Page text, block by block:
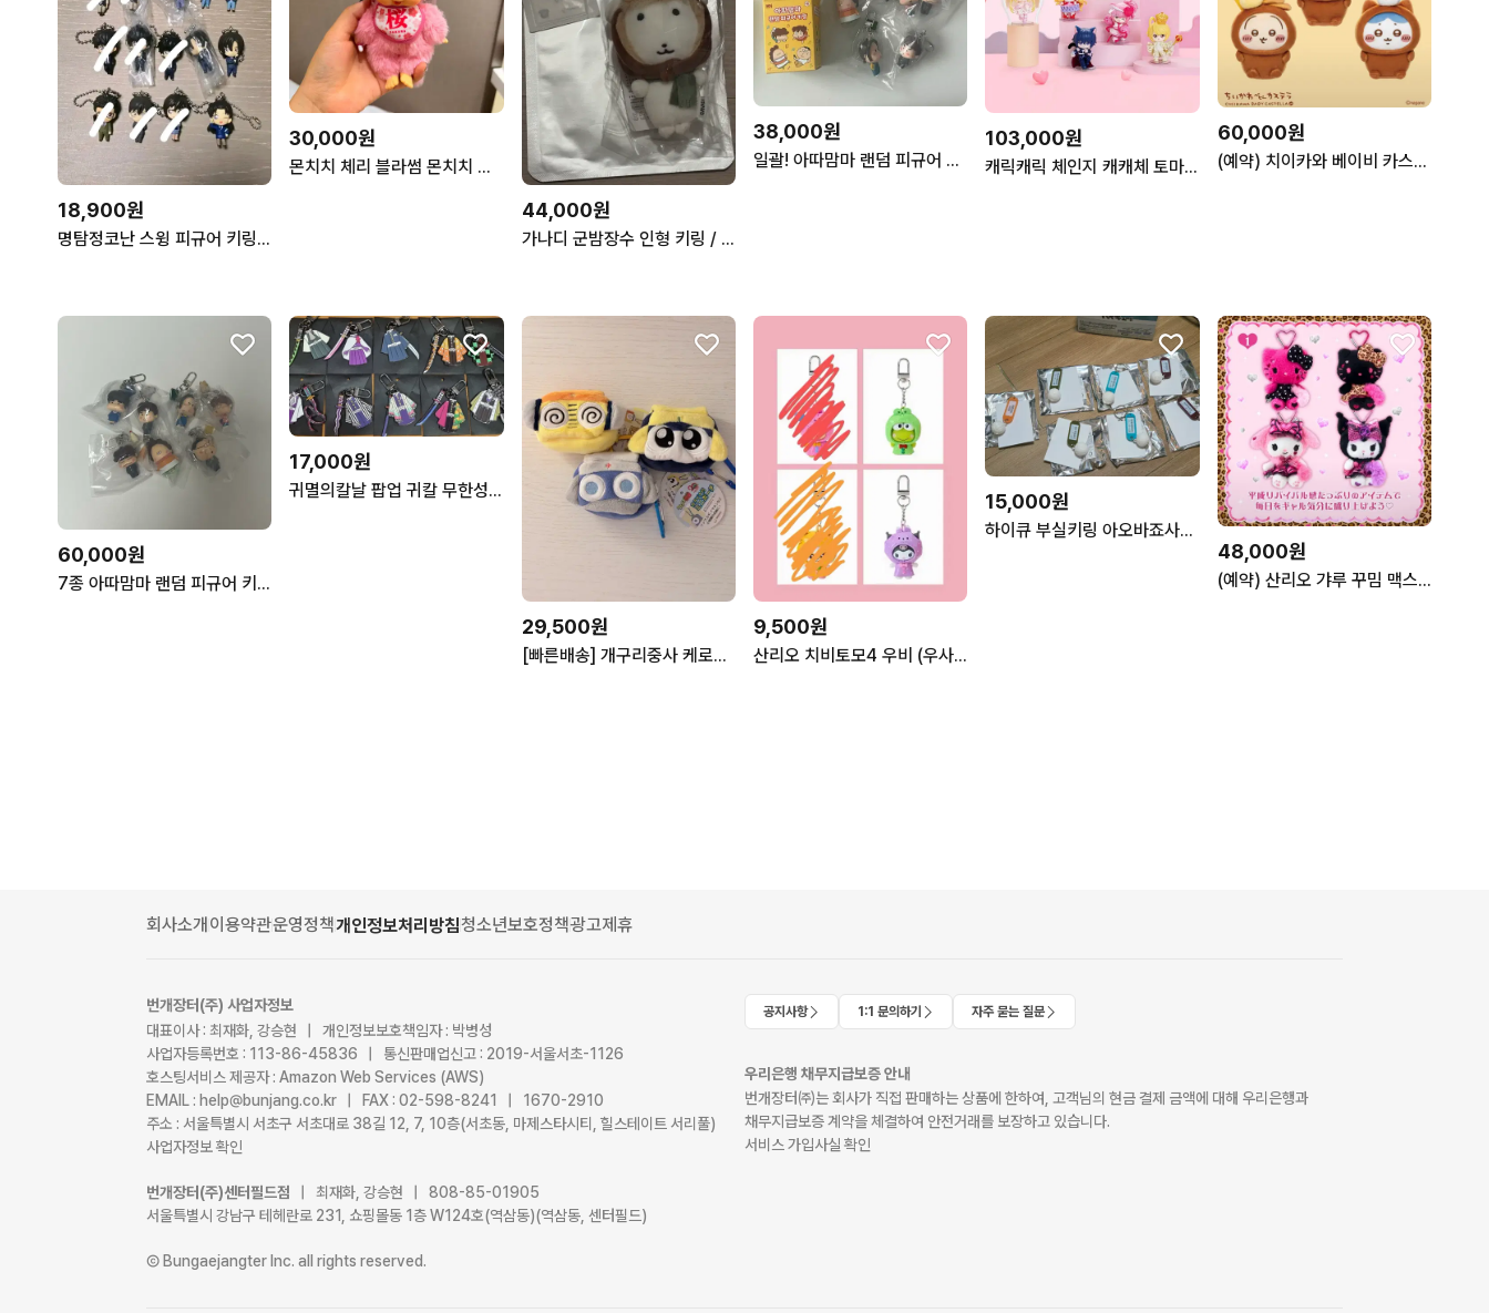
18,900원
명탐정코난 스윙 피규어 키링 경찰동기조 공안대 마츠다 하기와라 아무로 카자미
30,000원
몬치치 체리 블라썸 몬치치 키체인 걸
44,000원
가나디 군밤장수 인형 키링 / 띠부씰 / 풍선
38,000원
일괄! 아따맘마 랜덤 피규어 키링 6종 풀 세트
103,000원
캐릭캐릭 체인지 캐캐체 토마 아무 세라 루이 시아 리마 피규어 풀세트
60,000원
(예약) 치이카와 베이비 카스텔라 한정 마스코트 누이 인형 키링 참
60,000원
7종 아따맘마 랜덤 피규어 키링 풀 세트
17,000원
귀멸의칼날 팝업 귀칼 무한성팝업 일륜도키링
29,500원
[빠른배송] 개구리중사 케로로 타마마 도로로 쿠루루 에어팟 카라비너 키링
9,500원
산리오 치비토모4 우비 (우사하나, 케로피, 쿠리링, 쿠로미)
15,000원
하이큐 부실키링 아오바죠사이 이나리자키 단순개봉품
48,000원
(예약) 산리오 갸루 꾸밈 맥스 마스코트 누이 인형 키링 쿠션 파우치 가방
회사소개이용약관운영정책개인정보처리방침청소년보호정책광고제휴
번개장터(주) 사업자정보
대표이사 : 최재화, 강승현 | 개인정보보호책임자 : 박병성
사업자등록번호 : 113-86-45836 | 통신판매업신고 : 2019-서울서초-1126
호스팅서비스 제공자 : Amazon Web Services (AWS)
EMAIL : help@bunjang.co.kr | FAX : 02-598-8241 | 1670-2910
주소 : 서울특별시 서초구 서초대로 38길 12, 7, 10층(서초동, 마제스타시티, 힐스테이트 서리풀)
사업자정보 확인
번개장터(주)센터필드점
| 최재화, 강승현 | 808-85-01905
서울특별시 강남구 테헤란로 231, 쇼핑몰동 1층 W124호(역삼동)(역삼동, 센터필드)
Ⓒ Bungaejangter Inc. all rights reserved.
공지사항 1:1 문의하기 자주 묻는 질문
우리은행 채무지급보증 안내
번개장터㈜는 회사가 직접 판매하는 상품에 한하여, 고객님의 현금 결제 금액에 대해 우리은행과
채무지급보증 계약을 체결하여 안전거래를 보장하고 있습니다.
서비스 가입사실 확인